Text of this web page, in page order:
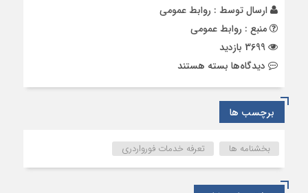
ارسال توسط : روابط عمومی
منبع : روابط عمومی
دیدگاه‌ها برای
۱۴۰4
بسته هستند
برچسب ها
بخشنامه ها تعرفه خدمات فورواردری